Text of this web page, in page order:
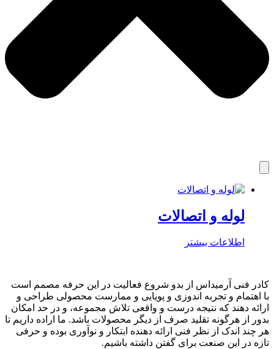
لوله و اتصالات
اطلاعات بیشتر
کادر فنی آرمیداس از بدو شروع فعالیت در این حرفه مصمم است
با اهتمام و تجربه اندوزی و پویایی و ممارست محصولی طراحی و
ارائه دهند که نتیجه درست و واقعی تلاش مجموعه، و در حد امکان
بدور از هرگونه تقلید صرف از دیگر محصولات باشد. ما اراده داریم تا
هر چند اندک از نظر فنی ارائه دهنده ابتکار و نوآوری بوده و حرفی
تازه در این صنعت برای گفتن داشته باشیم.